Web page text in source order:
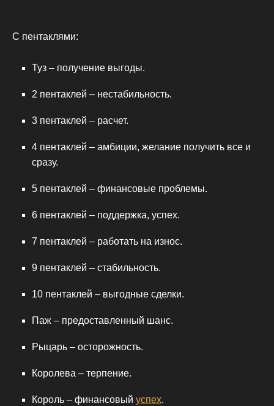
С пентаклями:
Туз – получение выгоды.
2 пентаклей – нестабильность.
3 пентаклей – расчет.
4 пентаклей – амбиции, желание получить все и
сразу.
5 пентаклей – финансовые проблемы.
6 пентаклей – поддержка, успех.
7 пентаклей – работать на износ.
9 пентаклей – стабильность.
10 пентаклей – выгодные сделки.
Паж – предоставленный шанс.
Рыцарь – осторожность.
Королева – терпение.
Король – финансовый успех.